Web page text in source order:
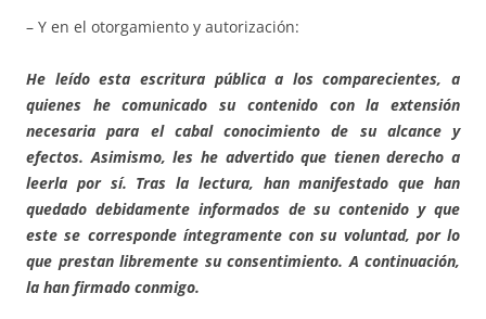
– Y en el otorgamiento y autorización:
He leído esta escritura pública a los comparecientes, a
quienes he comunicado su contenido con la extensión
necesaria para el cabal conocimiento de su alcance y
efectos. Asimismo, les he advertido que tienen derecho a
leerla por sí. Tras la lectura, han manifestado que han
quedado debidamente informados de su contenido y que
este se corresponde íntegramente con su voluntad, por lo
que prestan libremente su consentimiento. A continuación,
la han firmado conmigo.